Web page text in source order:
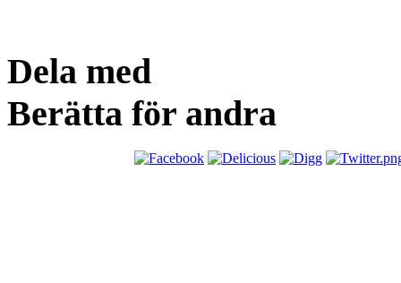
Dela med
Berätta för andra